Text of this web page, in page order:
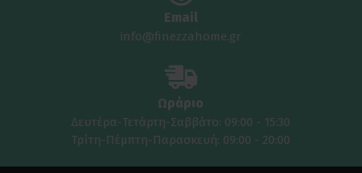
Email
info@finezzahome.gr
Ωράριο
Δευτέρα-Τετάρτη-Σαββάτο: 09:00 - 15:30
Τρίτη-Πέμπτη-Παρασκευή: 09:00 - 20:00